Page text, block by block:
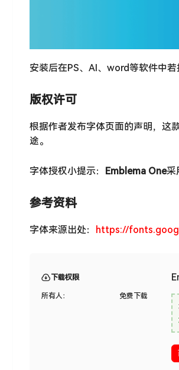
安装后在PS、AI、word等软件中
版权许可
根据作者发布字体页面的声明，这
途。
字体授权小提示： Emblema One采
参考资料
字体来源出处： https://
下载权限
所有人： 免费下载